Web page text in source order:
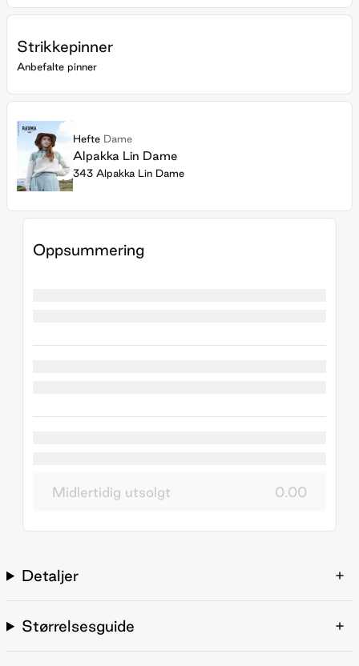
Strikkepinner
Anbefalte pinner
Hefte Dame
Alpakka Lin Dame
343 Alpakka Lin Dame
Oppsummering
Midlertidig utsolgt 0.00
Detaljer
Størrelsesguide